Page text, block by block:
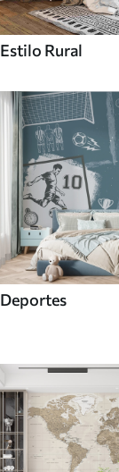
Estilo Rural
Deportes